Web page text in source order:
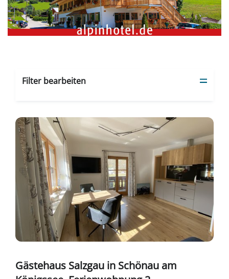
Gästehaus Salzgau in Schönau am
Filter bearbeiten